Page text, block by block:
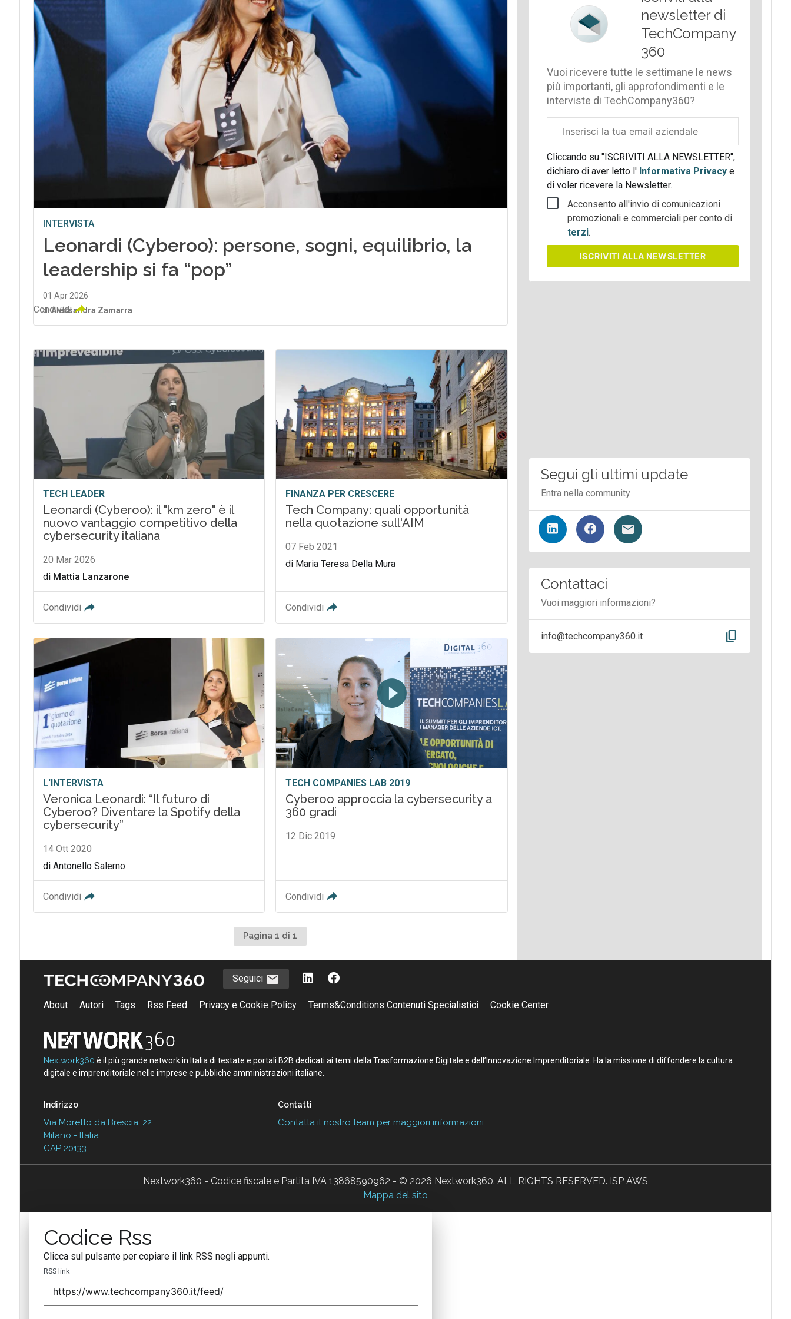
INTERVISTA
Leonardi (Cyberoo): persone, sogni, equilibrio, la
leadership si fa “pop”
01 Apr 2026
diAlessandra Zamarra
Condividi
TECH LEADER
Leonardi (Cyberoo): il "km zero" è il
nuovo vantaggio competitivo della
cybersecurity italiana
20 Mar 2026
di Mattia Lanzarone
Condividi
FINANZA PER CRESCERE
Tech Company: quali opportunità
nella quotazione sull'AIM
07 Feb 2021
di Maria Teresa Della Mura
Condividi
L'INTERVISTA
Veronica Leonardi: “Il futuro di
Cyberoo? Diventare la Spotify della
cybersecurity”
14 Ott 2020
di Antonello Salerno
Condividi
TECH COMPANIES LAB 2019
Cyberoo approccia la cybersecurity a
360 gradi
12 Dic 2019
Condividi
Pagina 1 di 1
newsletter di
TechCompany
360
Vuoi ricevere tutte le settimane le news
più importanti, gli approfondimenti e le
interviste di TechCompany360?
aziendale
Cliccando su "ISCRIVITI ALLA NEWSLETTER",
dichiaro di aver letto l'Informativa Privacy e
di voler ricevere la Newsletter.
Acconsento all'invio di comunicazioni
promozionali e commerciali per conto di
terzi.
ISCRIVITI ALLA NEWSLETTER
Segui gli ultimi update
Entra nella community
Contattaci
Vuoi maggiori informazioni?
info@techcompany360.it content_copy
Seguici
About Autori Tags Rss Feed Privacy e Cookie Policy Terms&Conditions Contenuti Specialistici Cookie Center
Nextwork360 è il più grande network in Italia di testate e portali B2B dedicati ai temi della Trasformazione Digitale e dell’Innovazione Imprenditoriale. Ha la missione di diffondere la cultura
digitale e imprenditoriale nelle imprese e pubbliche amministrazioni italiane.
Indirizzo
Via Moretto da Brescia, 22
Milano - Italia
CAP 20133
Contatti
Contatta il nostro team per maggiori informazioni
Nextwork360 - Codice fiscale e Partita IVA 13868590962 - © 2026 Nextwork360. ALL RIGHTS RESERVED. ISP AWS
Mappa del sito
Codice Rss
Clicca sul pulsante per copiare il link RSS negli appunti.
RSS link